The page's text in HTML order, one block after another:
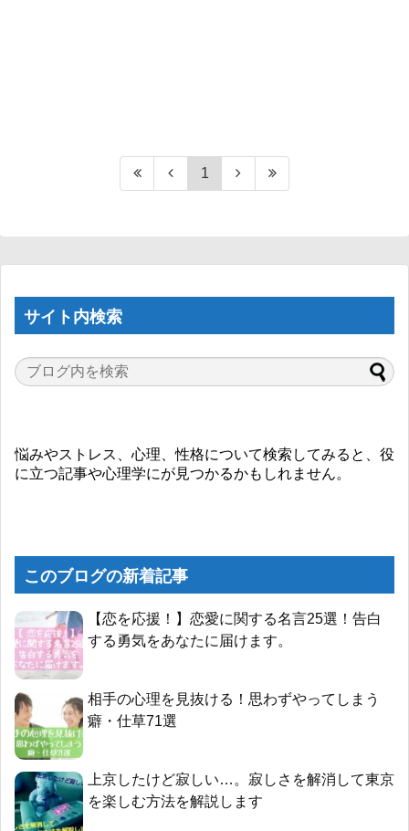
1
サイト内検索
悩みやストレス、心理、性格について検索してみると、役
に立つ記事や心理学にが見つかるかもしれません。
このブログの新着記事
【恋を応援！】恋愛に関する名言25選！告白
する勇気をあなたに届けます。
相手の心理を見抜ける！思わずやってしまう
癖・仕草71選
上京したけど寂しい…。寂しさを解消して東京
を楽しむ方法を解説します